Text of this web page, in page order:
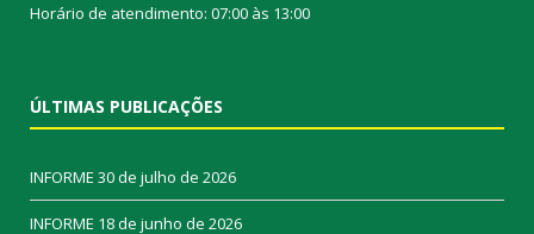
Horário de atendimento: 07:00 às 13:00
ÚLTIMAS PUBLICAÇÕES
INFORME 30 de julho de 2026
INFORME 18 de junho de 2026